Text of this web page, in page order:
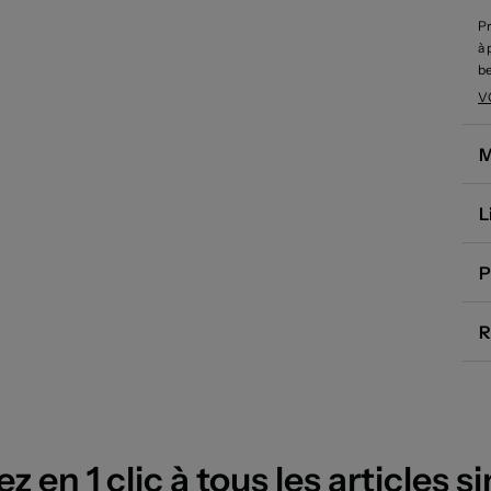
à
en 1 clic à tous les articles